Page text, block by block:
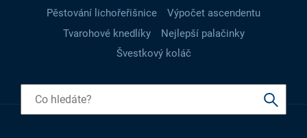
Pěstování lichořeřišnice
Výpočet ascendentu
Tvarohové knedlíky
Nejlepší palačinky
Švestkový koláč